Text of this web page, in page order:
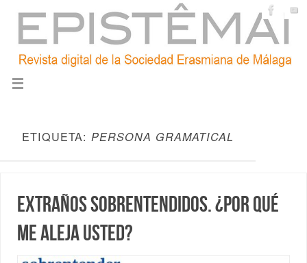
ETIQUETA: PERSONA GRAMATICAL
Extraños sobrentendidos. ¿Por qué
me aleja usted?